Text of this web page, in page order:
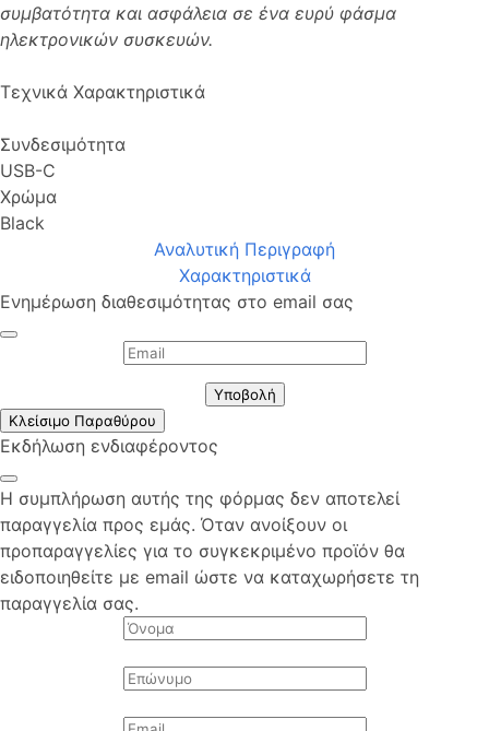
συμβατότητα και ασφάλεια σε ένα ευρύ φάσμα
ηλεκτρονικών συσκευών.
Τεχνικά Χαρακτηριστικά
Συνδεσιμότητα
USB-C
Χρώμα
Black
Αναλυτική Περιγραφή
Χαρακτηριστικά
Ενημέρωση διαθεσιμότητας στο email σας
Υποβολή
Κλείσιμο Παραθύρου
Εκδήλωση ενδιαφέροντος
Η συμπλήρωση αυτής της φόρμας δεν αποτελεί
παραγγελία προς εμάς. Όταν ανοίξουν οι
προπαραγγελίες για το συγκεκριμένο προϊόν θα
ειδοποιηθείτε με email ώστε να καταχωρήσετε τη
παραγγελία σας.